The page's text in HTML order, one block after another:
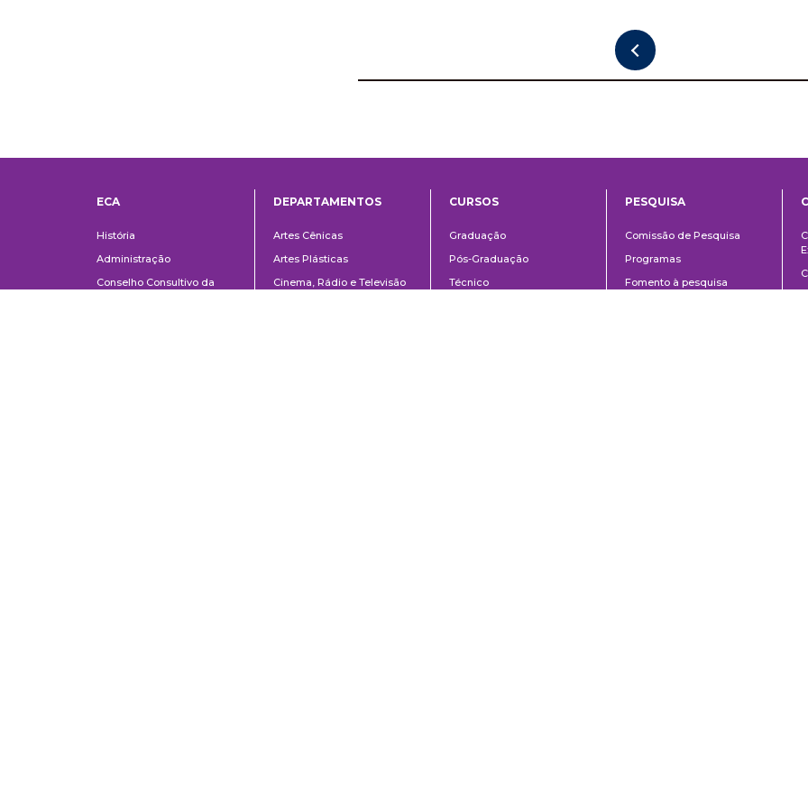
ECA
História
Administração
Conselho Consultivo da
DEPARTAMENTOS
Artes Cênicas
Artes Plásticas
Cinema, Rádio e Televisão
CURSOS
Graduação
Pós-Graduação
Técnico
PESQUISA
Comissão de Pesquisa
Programas
Fomento à pesquisa